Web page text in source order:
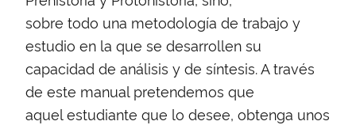
sobre todo una metodología de trabajo y
estudio en la que se desarrollen su
capacidad de análisis y de síntesis. A través
de este manual pretendemos que
aquel estudiante que lo desee, obtenga unos